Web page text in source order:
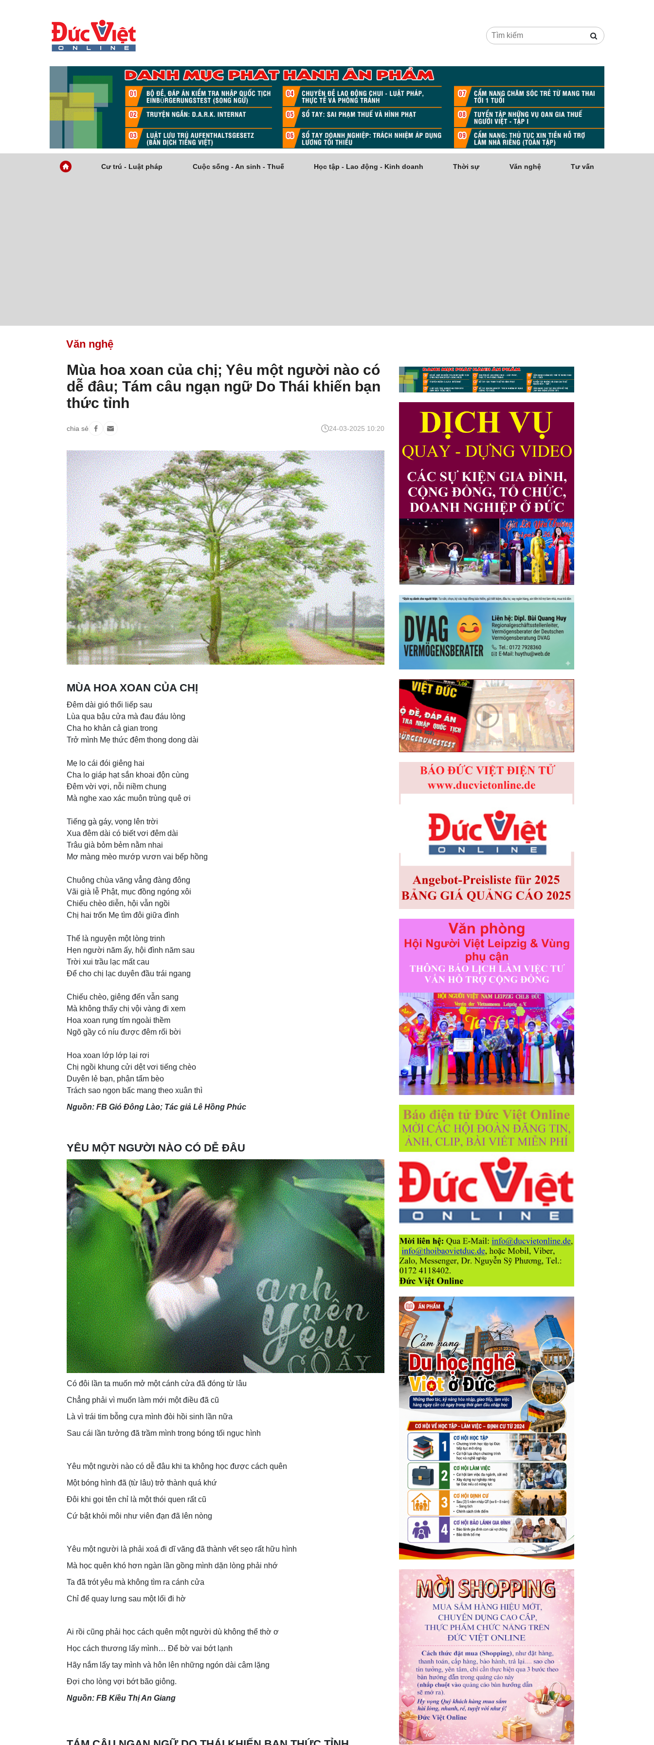
Cư trú - Luật pháp Cuộc sống - An sinh - Thuế Học tập - Lao động - Kinh doanh Thời sự Văn nghệ Tư vấn
Văn nghệ
Mùa hoa xoan của chị; Yêu một người nào có
dễ đâu; Tám câu ngạn ngữ Do Thái khiến bạn
thức tỉnh
chia sẻ 24-03-2025 10:20
MÙA HOA XOAN CỦA CHỊ
Đêm dài gió thổi liếp sau
Lùa qua bậu cửa mà đau đáu lòng
Cha ho khản cả gian trong
Trở mình Mẹ thức đêm thong dong dài
Mẹ lo cái đói giêng hai
Cha lo giáp hạt sắn khoai độn cùng
Đêm vời vợi, nỗi niềm chung
Mà nghe xao xác muôn trùng quê ơi
Tiếng gà gáy, vọng lên trời
Xua đêm dài có biết vơi đêm dài
Trâu già bỏm bẻm nằm nhai
Mơ màng mèo mướp vươn vai bếp hồng
Chuông chùa văng vẳng đàng đông
Vãi già lễ Phật, mục đồng ngóng xôi
Chiếu chèo diễn, hội vẫn ngồi
Chị hai trốn Mẹ tìm đôi giữa đình
Thế là nguyện một lòng trinh
Hẹn người năm ấy, hội đình năm sau
Trời xui trầu lạc mất cau
Để cho chị lạc duyên đầu trái ngang
Chiếu chèo, giêng đến vẫn sang
Mà không thấy chị vội vàng đi xem
Hoa xoan rụng tím ngoài thềm
Ngõ gầy có níu được đêm rối bời
Hoa xoan lớp lớp lại rơi
Chị ngồi khung cửi dệt vơi tiếng chèo
Duyên lẻ bạn, phận tấm bèo
Trách sao ngọn bấc mang theo xuân thì
Nguồn: FB Gió Đông Lào; Tác giả Lê Hồng Phúc
YÊU MỘT NGƯỜI NÀO CÓ DỄ ĐÂU
Có đôi lần ta muốn mở một cánh cửa đã đóng từ lâu
Chẳng phải vì muốn làm mới một điều đã cũ
Là vì trái tim bỗng cựa mình đòi hồi sinh lần nữa
Sau cái lần tưởng đã trầm mình trong bóng tối ngục hình
Yêu một người nào có dễ đâu khi ta không học được cách quên
Một bóng hình đã (từ lâu) trở thành quá khứ
Đôi khi gọi tên chỉ là một thói quen rất cũ
Cứ bật khỏi môi như viên đạn đã lên nòng
Yêu một người là phải xoá đi dĩ vãng đã thành vết sẹo rất hữu hình
Mà học quên khó hơn ngàn lần gồng mình dặn lòng phải nhớ
Ta đã trót yêu mà không tìm ra cánh cửa
Chỉ để quay lưng sau một lối đi hờ
Ai rồi cũng phải học cách quên một người dù không thể thờ ơ
Học cách thương lấy mình… Để bờ vai bớt lạnh
Hãy nắm lấy tay mình và hôn lên những ngón dài câm lặng
Đợi cho lòng vợi bớt bão giông.
Nguồn: FB Kiều Thị An Giang